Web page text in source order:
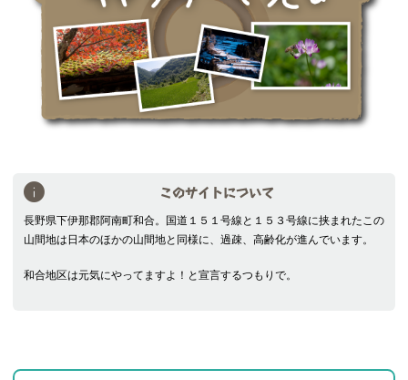
このサイトについて
長野県下伊那郡阿南町和合。国道１５１号線と１５３号線に挟まれたこの
山間地は日本のほかの山間地と同様に、過疎、高齢化が進んでいます。
和合地区は元気にやってますよ！と宣言するつもりで。